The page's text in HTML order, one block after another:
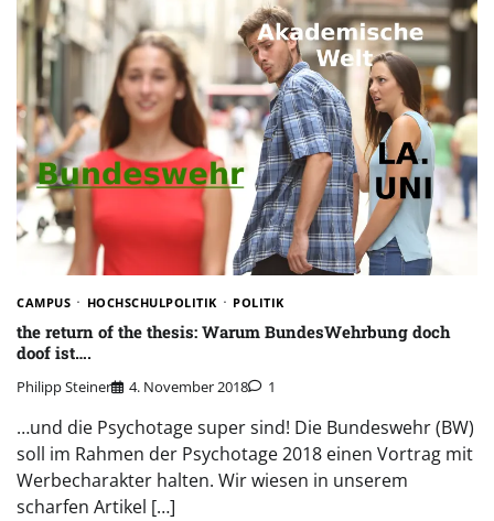
CAMPUS HOCHSCHULPOLITIK POLITIK
the return of the thesis: Warum BundesWehrbung doch
doof ist….
Philipp Steiner 4. November 2018 1
…und die Psychotage super sind! Die Bundeswehr (BW)
soll im Rahmen der Psychotage 2018 einen Vortrag mit
Werbecharakter halten. Wir wiesen in unserem
scharfen Artikel […]